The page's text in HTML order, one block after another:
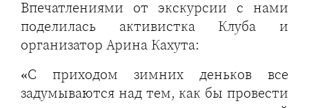
Впечатлениями от экскурсии с нами
поделилась активистка Клуба и
организатор Арина Кахута:
«С приходом зимних деньков все
задумываются над тем, как бы провести